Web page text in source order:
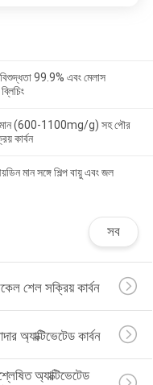
99.9% এবং মেলাস
মান (600-1100mg/g) সহ পৌর
কার্বন
মান সঙ্গে শিল্প বায়ু এবং জল
সব
শেল সক্রিয় কার্বন
অ্যাক্টিভেটেড কার্বন
অ্যাক্টিভেটেড